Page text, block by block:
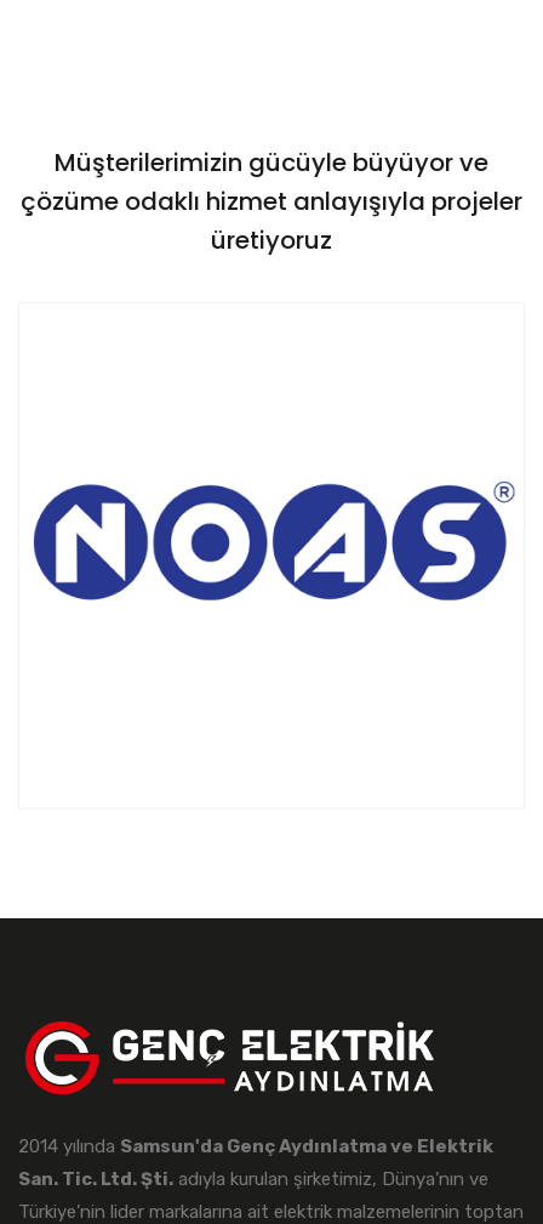
Müşterilerimizin gücüyle büyüyor ve
çözüme odaklı hizmet anlayışıyla projeler
üretiyoruz
2014 yılında Samsun'da Genç Aydınlatma ve Elektrik
San. Tic. Ltd. Şti. adıyla kurulan şirketimiz, Dünya’nın ve
Türkiye’nin lider markalarına ait elektrik malzemelerinin toptan